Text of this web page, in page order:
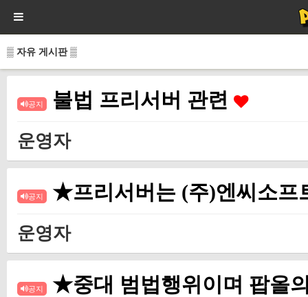
▒ 자유 게시판 ▒
공지 불법 프리서버 관련
운영자
공지 ★프리서버는 (주)엔씨소프
운영자
공지 ★중대 범법행위이며 팝올